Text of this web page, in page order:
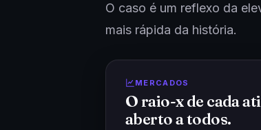
O caso é um reflexo da
mais rápida da história.
MERCADOS
O raio-x de cada
aberto a todos.